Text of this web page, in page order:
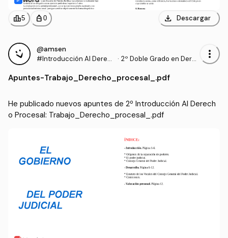
leaderboard5 personal_bag 0 download Descargar
@amsen
#Introducción Al Derec
· 2º Doble Grado en Dere
ración Pública (US)
more_vert
Apuntes-Trabajo_Derecho_procesal_.pdf
He publicado nuevos apuntes de 2º Introducción Al Derech
o Procesal: Trabajo_Derecho_procesal_.pdf